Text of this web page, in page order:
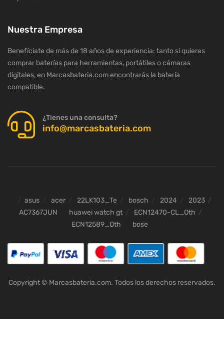
Nuestra Empresa
Benefíciate de más de 18 años de experiencia: tanto si quieres
comprar baterías para herramientas, portátiles o cámaras
digitales, en Marcasbateria.com encontrarás la batería
compatible.
¿Tienes una consulta?
info@marcasbateria.com
asus acer 22LK103_Te bosch 2024
2023
AC7367JUN
huawei watch gt
ECN12470-CL_Oth
ECN12589_Oth
bose
Copyright © Marcasbateria.com. Todos los derechos reservados.